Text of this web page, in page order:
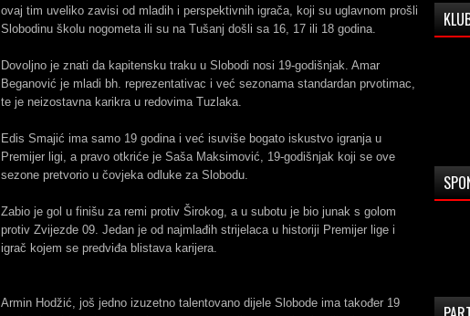
ovaj tim uveliko zavisi od mladih i perspektivnih igrača, koji su uglavnom prošli
Slobodinu školu nogometa ili su na Tušanj došli sa 16, 17 ili 18 godina.
Dovoljno je znati da kapitensku traku u Slobodi nosi 19-godišnjak. Amar
Beganović je mladi bh. reprezentativac i već sezonama standardan prvotimac,
te je neizostavna karikra u redovima Tuzlaka.
Edis Smajić ima samo 19 godina i već isuviše bogato iskustvo igranja u
Premijer ligi, a pravo otkriće je Saša Maksimović, 19-godišnjak koji se ove
sezone pretvorio u čovjeka odluke za Slobodu.
Zabio je gol u finišu za remi protiv Širokog, a u subotu je bio junak s golom
protiv Zvijezde 09. Jedan je od najmlađih strijelaca u historiji Premijer lige i
igrač kojem se predviđa blistava karijera.
Armin Hodžić, još jedno izuzetno talentovano dijele Slobode ima također 19